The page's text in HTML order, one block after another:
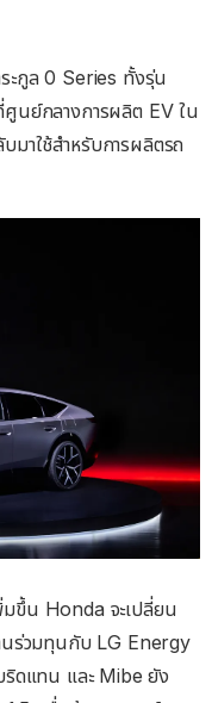
ะกูล 0 Series ทั้งรุ่น
นย์กลางการผลิต EV ใน
มาใช้สำหรับการผลิตรถ
ขึ้น Honda จะเปลี่ยน
นร่วมทุนกับ LG Energy
ริดแทน และ Mibe ยัง